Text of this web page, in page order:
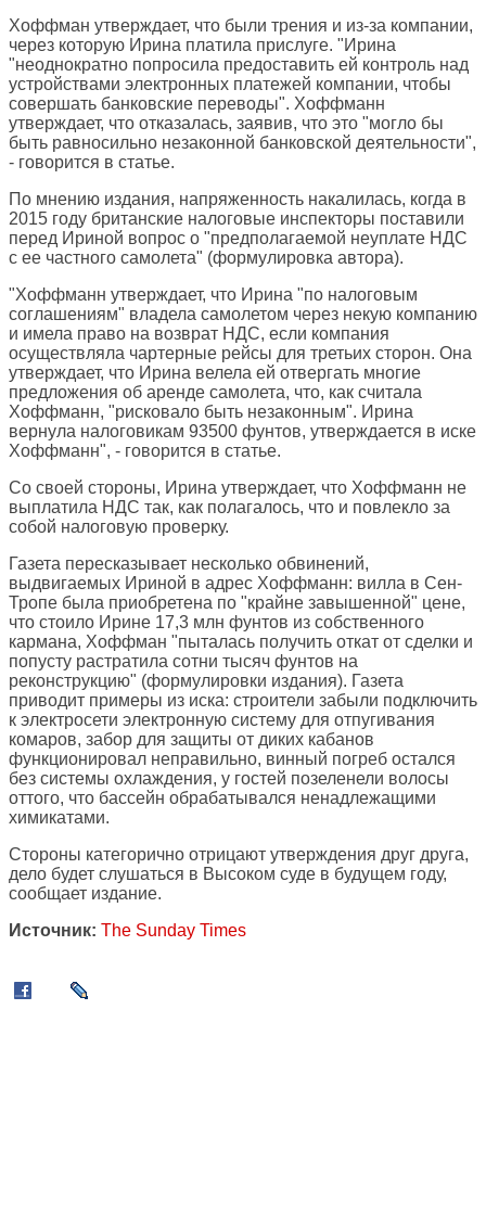
Хоффман утверждает, что были трения и из-за компании,
через которую Ирина платила прислуге. "Ирина
"неоднократно попросила предоставить ей контроль над
устройствами электронных платежей компании, чтобы
совершать банковские переводы". Хоффманн
утверждает, что отказалась, заявив, что это "могло бы
быть равносильно незаконной банковской деятельности",
- говорится в статье.
По мнению издания, напряженность накалилась, когда в
2015 году британские налоговые инспекторы поставили
перед Ириной вопрос о "предполагаемой неуплате НДС
с ее частного самолета" (формулировка автора).
"Хоффманн утверждает, что Ирина "по налоговым
соглашениям" владела самолетом через некую компанию
и имела право на возврат НДС, если компания
осуществляла чартерные рейсы для третьих сторон. Она
утверждает, что Ирина велела ей отвергать многие
предложения об аренде самолета, что, как считала
Хоффманн, "рисковало быть незаконным". Ирина
вернула налоговикам 93500 фунтов, утверждается в иске
Хоффманн", - говорится в статье.
Со своей стороны, Ирина утверждает, что Хоффманн не
выплатила НДС так, как полагалось, что и повлекло за
собой налоговую проверку.
Газета пересказывает несколько обвинений,
выдвигаемых Ириной в адрес Хоффманн: вилла в Сен-
Тропе была приобретена по "крайне завышенной" цене,
что стоило Ирине 17,3 млн фунтов из собственного
кармана, Хоффман "пыталась получить откат от сделки и
попусту растратила сотни тысяч фунтов на
реконструкцию" (формулировки издания). Газета
приводит примеры из иска: строители забыли подключить
к электросети электронную систему для отпугивания
комаров, забор для защиты от диких кабанов
функционировал неправильно, винный погреб остался
без системы охлаждения, у гостей позеленели волосы
оттого, что бассейн обрабатывался ненадлежащими
химикатами.
Стороны категорично отрицают утверждения друг друга,
дело будет слушаться в Высоком суде в будущем году,
сообщает издание.
Источник: The Sunday Times